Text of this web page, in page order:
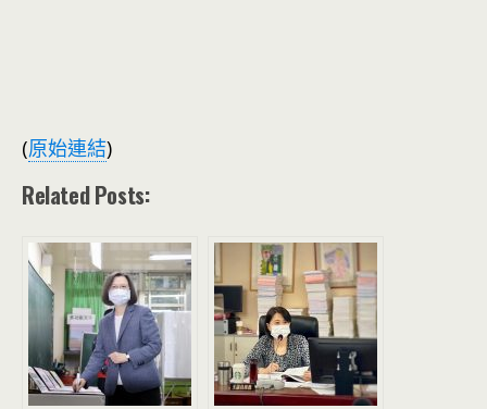
(原始連結)
Related Posts: